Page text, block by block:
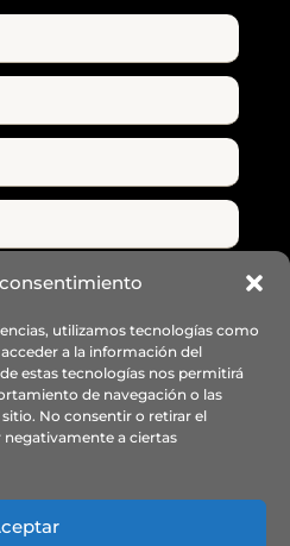
utilizamos tecnologías como
a la información del
estas tecnologías nos permitirá
de navegación o las
No consentir o retirar el
a ciertas
Enviar